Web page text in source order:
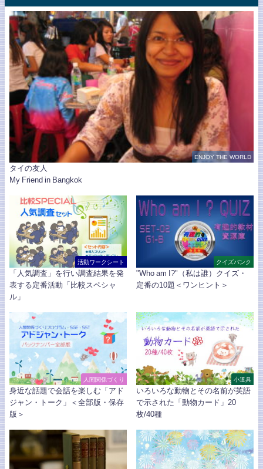
ENJOY THE WORLD
タイの友人
My Friend in Bangkok
活動ワークシート
「人気調査」を行い調査結果を発
表する定番活動「比較スペシャ
ル」
クイズバンク
"Who am I?"（私は誰）クイズ・
定番の10題＜ワンヒント＞
人間関係づくり
身近な話題で会話を楽しむ「アド
ジャン・トーク」＜全部版・保存
版＞
小道具
いろいろな動物とその名前が英語
で示された「動物カード」20
枚/40種